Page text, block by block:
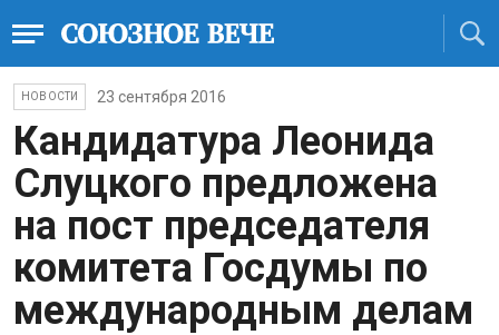
НОВОСТИ 23 сентября 2016
Кандидатура Леонида
Слуцкого предложена
на пост председателя
комитета Госдумы по
международным делам